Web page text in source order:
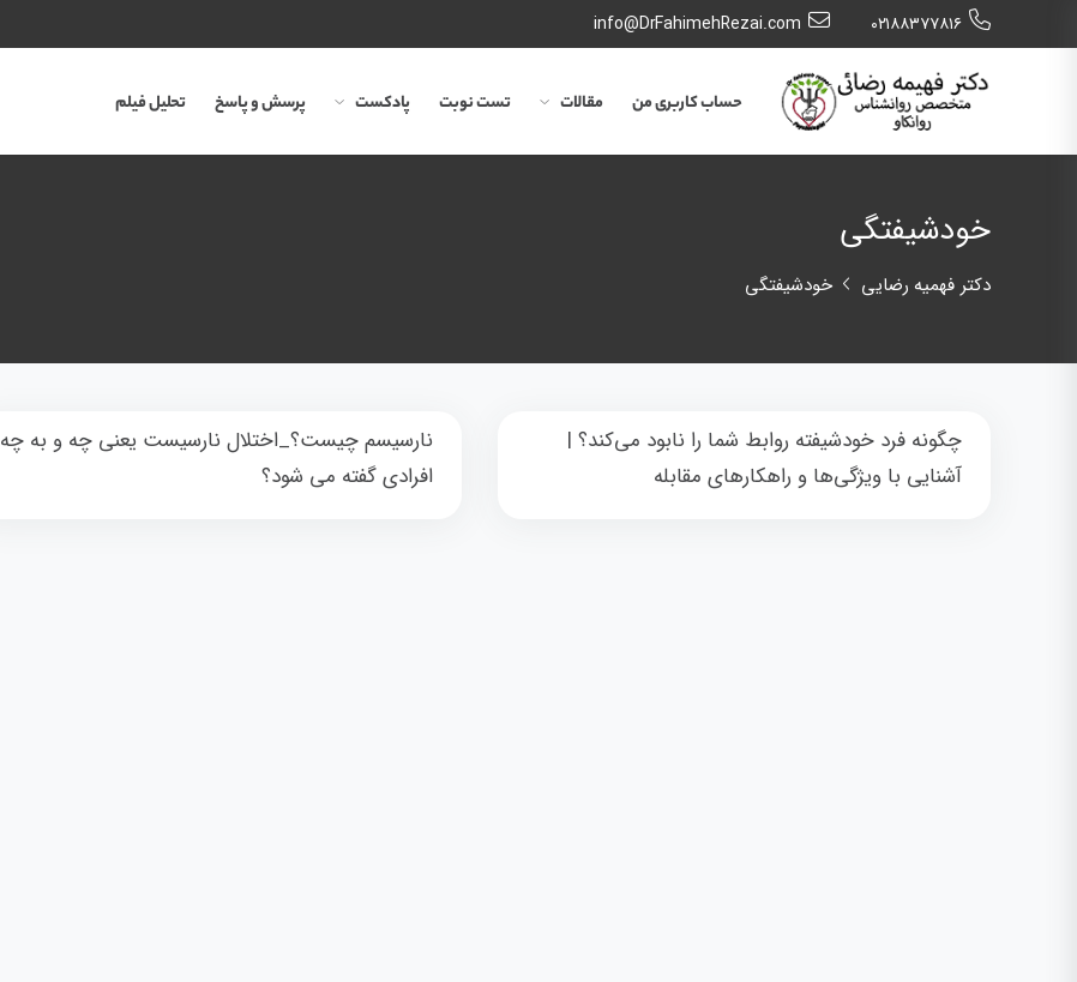
٠٢١٨٨٣٧٧٨١٦ info@DrFahimehRezai.com
حساب کاربری من مقالات تست نوبت پادکست پرسش و پاسخ تحلیل فیلم
خودشیفتگی
دکتر فهمیه رضایی خودشیفتگی
چگونه فرد خودشیفته روابط شما را نابود می‌کند؟ |
آشنایی با ویژگی‌ها و راهکارهای مقابله
نارسیسم چیست؟_اختلال نارسیست یعنی چه و به چه
افرادی گفته می شود؟